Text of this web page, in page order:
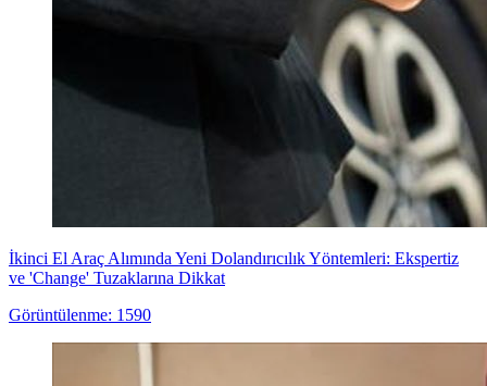
İkinci El Araç Alımında Yeni Dolandırıcılık Yöntemleri: Ekspertiz
ve 'Change' Tuzaklarına Dikkat
Görüntülenme: 1590